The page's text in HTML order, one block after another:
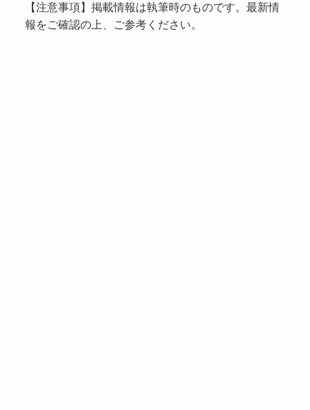
【注意事項】掲載情報は執筆時のものです。最新情
報をご確認の上、ご参考ください。